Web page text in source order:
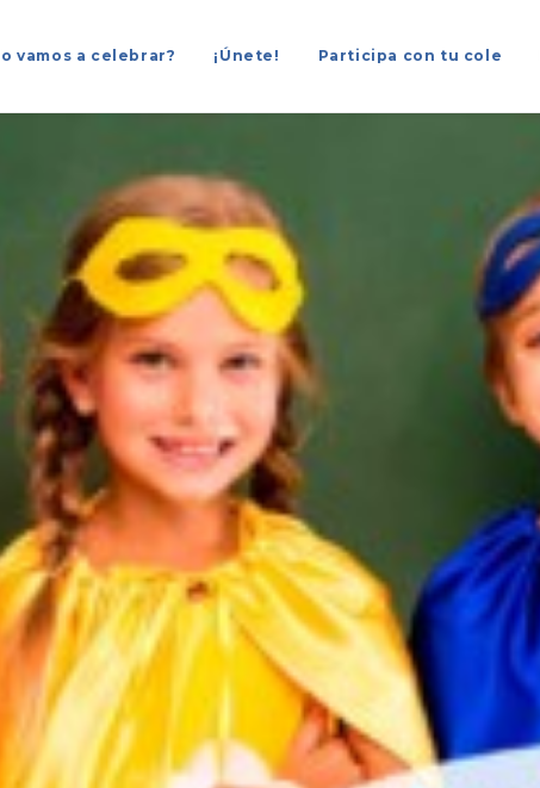
vamos a celebrar? ¡Únete! Participa con tu cole